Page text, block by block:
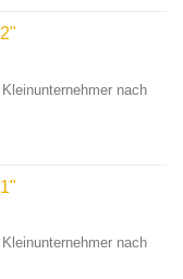
nach
nach